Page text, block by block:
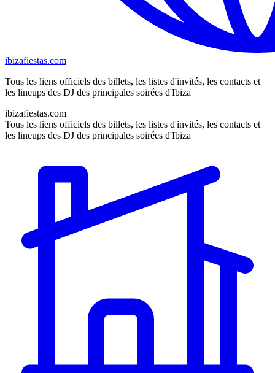
ibizafiestas.com
Tous les liens officiels des billets, les listes d'invités, les contacts et
les lineups des DJ des principales soirées d'Ibiza
ibizafiestas.com
Tous les liens officiels des billets, les listes d'invités, les contacts et
les lineups des DJ des principales soirées d'Ibiza